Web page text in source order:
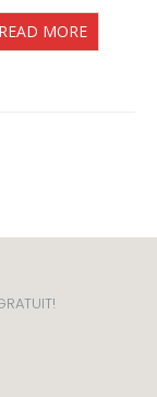
READ MORE